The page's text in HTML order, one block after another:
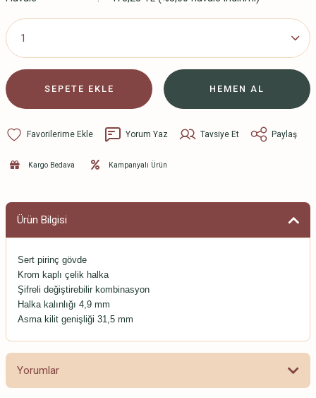
SEPETE EKLE HEMEN AL
Yorum Yaz Tavsiye Et Paylaş
Kargo Bedava Kampanyalı Ürün
Ürün Bilgisi
Sert pirinç gövde
Krom kaplı çelik halka
Şifreli değiştirebilir kombinasyon
Halka kalınlığı 4,9 mm
Asma kilit genişliği 31,5 mm
Yorumlar